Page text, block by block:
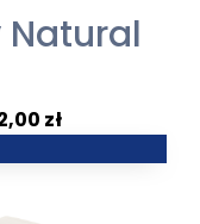
Natural
zł